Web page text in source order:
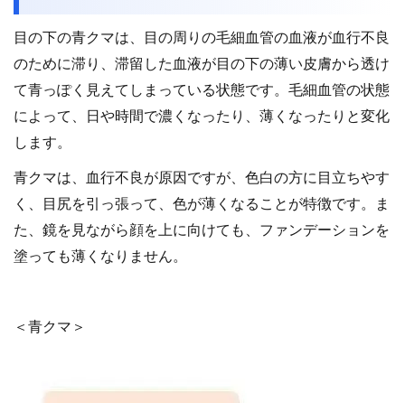
目の下の青クマは、目の周りの毛細血管の血液が血行不良
のために滞り、滞留した血液が目の下の薄い皮膚から透け
て青っぽく見えてしまっている状態です。毛細血管の状態
によって、日や時間で濃くなったり、薄くなったりと変化
します。
青クマは、血行不良が原因ですが、色白の方に目立ちやす
く、目尻を引っ張って、色が薄くなることが特徴です。ま
た、鏡を見ながら顔を上に向けても、ファンデーションを
塗っても薄くなりません。
＜青クマ＞